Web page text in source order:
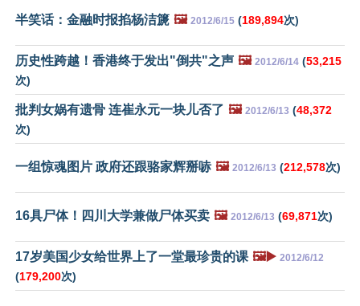
半笑话：金融时报掐杨洁篪 🖼️ 2012/6/15 (189,894次)
历史性跨越！香港终于发出"倒共"之声 🖼️ 2012/6/14 (53,215
次)
批判女娲有遗骨 连崔永元一块儿否了 🖼️ 2012/6/13 (48,372
次)
一组惊魂图片 政府还跟骆家辉掰哧 🖼️ 2012/6/13 (212,578次)
16具尸体！四川大学兼做尸体买卖 🖼️ 2012/6/13 (69,871次)
17岁美国少女给世界上了一堂最珍贵的课 🖼️▶️ 2012/6/12
(179,200次)